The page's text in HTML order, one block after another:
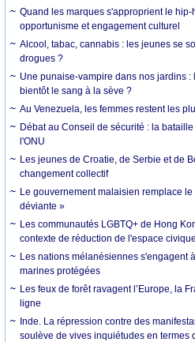
Quand les marques s'approprient le
opportunisme et engagement culturel
Alcool, tabac, cannabis : les jeunes se
drogues ?
Une punaise-vampire dans nos jardins
bientôt le sang à la sève ?
Au Venezuela, les femmes restent les
Débat au Conseil de sécurité : la
l'ONU
Les jeunes de Croatie, de Serbie et de
changement collectif
Le gouvernement malaisien remplace
déviante »
Les communautés LGBTQ+ de Hong
contexte de réduction de l'espace civique
Les nations mélanésiennes s'engagent
marines protégées
Les feux de forêt ravagent l’Europe, la
ligne
Inde. La répression contre des
soulève de vives inquiétudes en termes